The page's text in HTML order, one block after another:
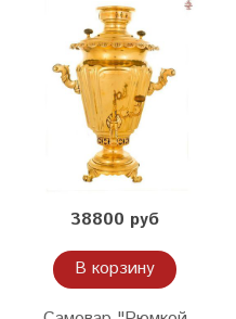
38800 руб
В корзину